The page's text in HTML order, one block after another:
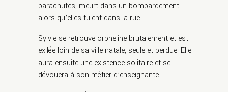
parachutes, meurt dans un bombardement
alors qu’elles fuient dans la rue.
Sylvie se retrouve orpheline brutalement et est
exilée loin de sa ville natale, seule et perdue. Elle
aura ensuite une existence solitaire et se
dévouera à son métier d’enseignante.